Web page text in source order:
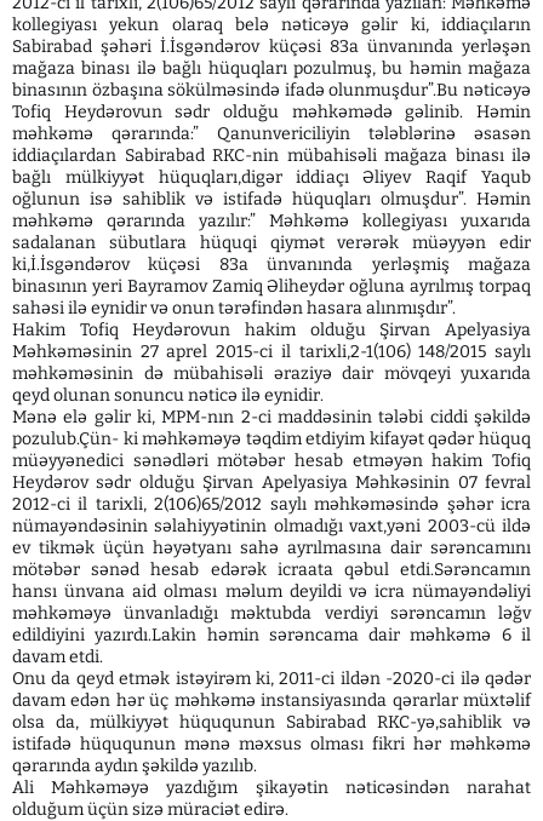
kollegiyası yekun olaraq belə nəticəyə gəlir ki, iddiaçıların
Sabirabad şəhəri İ.İsgəndərov küçəsi 83a ünvanında yerləşən
mağaza binası ilə bağlı hüquqları pozulmuş, bu həmin mağaza
binasının özbaşına sökülməsində ifadə olunmuşdur”.Bu nəticəyə
Tofiq Heydərovun sədr olduğu məhkəmədə gəlinib. Həmin
məhkəmə qərarında:” Qanunvericiliyin tələblərinə əsasən
iddiaçılardan Sabirabad RKC-nin mübahisəli mağaza binası ilə
bağlı mülkiyyət hüquqları,digər iddiaçı Əliyev Raqif Yaqub
oğlunun isə sahiblik və istifadə hüquqları olmuşdur”. Həmin
məhkəmə qərarında yazılır:” Məhkəmə kollegiyası yuxarıda
sadalanan sübutlara hüquqi qiymət verərək müəyyən edir
ki,İ.İsgəndərov küçəsi 83a ünvanında yerləşmiş mağaza
binasının yeri Bayramov Zamiq Əliheydər oğluna ayrılmış torpaq
sahəsi ilə eynidir və onun tərəfindən hasara alınmışdır”.
Hakim Tofiq Heydərovun hakim olduğu Şirvan Apelyasiya
Məhkəməsinin 27 aprel 2015-ci il tarixli,2-1(106) 148/2015 saylı
məhkəməsinin də mübahisəli əraziyə dair mövqeyi yuxarıda
qeyd olunan sonuncu nəticə ilə eynidir.
Mənə elə gəlir ki, MPM-nın 2-ci maddəsinin tələbi ciddi şəkildə
pozulub.Çün- ki məhkəməyə təqdim etdiyim kifayət qədər hüquq
müəyyənedici sənədləri mötəbər hesab etməyən hakim Tofiq
Heydərov sədr olduğu Şirvan Apelyasiya Məhkəsinin 07 fevral
2012-ci il tarixli, 2(106)65/2012 saylı məhkəməsində şəhər icra
nümayəndəsinin səlahiyyətinin olmadığı vaxt,yəni 2003-cü ildə
ev tikmək üçün həyətyanı sahə ayrılmasına dair sərəncamını
mötəbər sənəd hesab edərək icraata qəbul etdi.Sərəncamın
hansı ünvana aid olması məlum deyildi və icra nümayəndəliyi
məhkəməyə ünvanladığı məktubda verdiyi sərəncamın ləğv
edildiyini yazırdı.Lakin həmin sərəncama dair məhkəmə 6 il
davam etdi.
Onu da qeyd etmək istəyirəm ki, 2011-ci ildən -2020-ci ilə qədər
davam edən hər üç məhkəmə instansiyasında qərarlar müxtəlif
olsa da, mülkiyyət hüququnun Sabirabad RKC-yə,sahiblik və
istifadə hüququnun mənə məxsus olması fikri hər məhkəmə
qərarında aydın şəkildə yazılıb.
Ali Məhkəməyə yazdığım şikayətin nəticəsindən narahat
olduğum üçün sizə müraciət edirə.